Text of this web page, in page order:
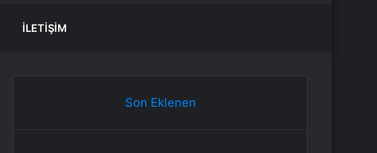
İLETIŞIM
Son Eklenen